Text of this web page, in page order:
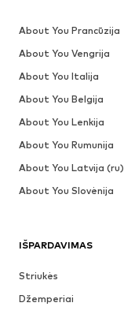
IŠPARDAVIMAS
Striukės
Džemperiai
About You Prancūzija
About You Vengrija
About You Italija
About You Belgija
About You Lenkija
About You Rumunija
About You Latvija (ru)
About You Slovėnija